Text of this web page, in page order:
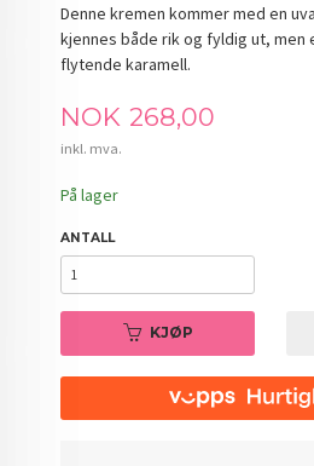
Denne kremen kommer med en
kjennes både rik og fyldig ut, men
flytende karamell.
Pris
NOK 268,00
inkl. mva.
På lager
ANTALL
KJØP